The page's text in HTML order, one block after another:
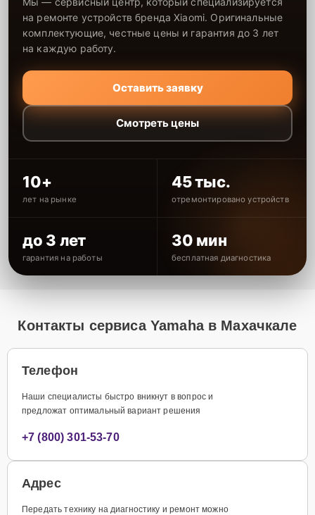
на ремонте устройств бренда Xiaomi. Оригинальные
комплектующие, честные цены и гарантия до 3 лет
на каждую работу.
Оставить заявку
Смотреть цены
10+
лет на рынке
45 тыс.
отремонтировано устройств
до 3 лет
гарантия на работы
30 мин
бесплатная диагностика
Контакты сервиса Yamaha в Махачкале
Телефон
Наши специалисты быстро вникнут в вопрос и
предложат оптимальный вариант решения
+7 (800) 301-53-70
Адрес
Передать технику на диагностику и ремонт можно